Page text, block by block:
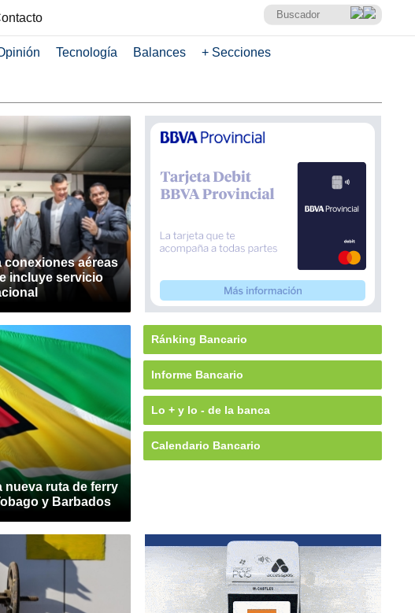
Tecnología Balances + Secciones
conexiones aéreas
incluye servicio
nueva ruta de ferry
y Barbados
Ránking Bancario
Informe Bancario
Lo + y lo - de la banca
Calendario Bancario